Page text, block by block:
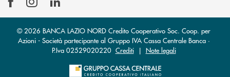
© 2026 BANCA LAZIO NORD Credito Cooperativo Soc. Coop. per
Azioni - Società partecipante al Gruppo IVA Cassa Centrale Banca ·
P.Iva 02529020220 Crediti| Note legali